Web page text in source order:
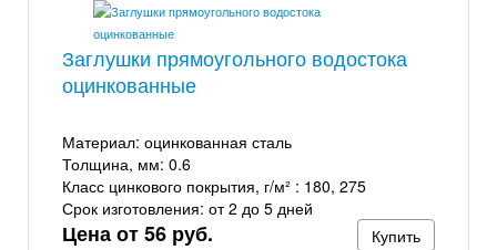
Заглушки прямоугольного водостока
оцинкованные
Материал: оцинкованная сталь
Толщина, мм: 0.6
Класс цинкового покрытия, г/м² : 180, 275
Срок изготовления: от 2 до 5 дней
Цена от 56 руб. Купить